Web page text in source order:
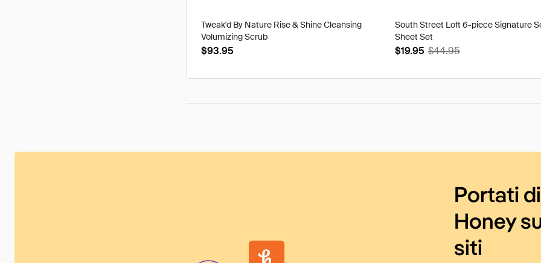
Tweak'd By Nature Rise & Shine Cleansing
Volumizing Scrub
$93.95
South Street Loft 6-piece Signature
Sheet Set
$19.95 $44.95
Portati
Honey
siti